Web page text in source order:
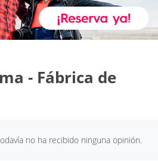
- Fábrica de
no ha recibido ninguna opinión.